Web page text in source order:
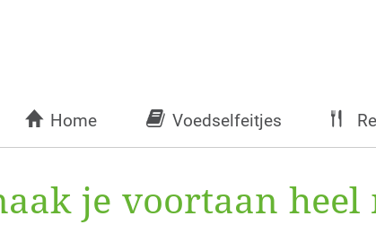
Home Voedselfeitjes
je voortaan